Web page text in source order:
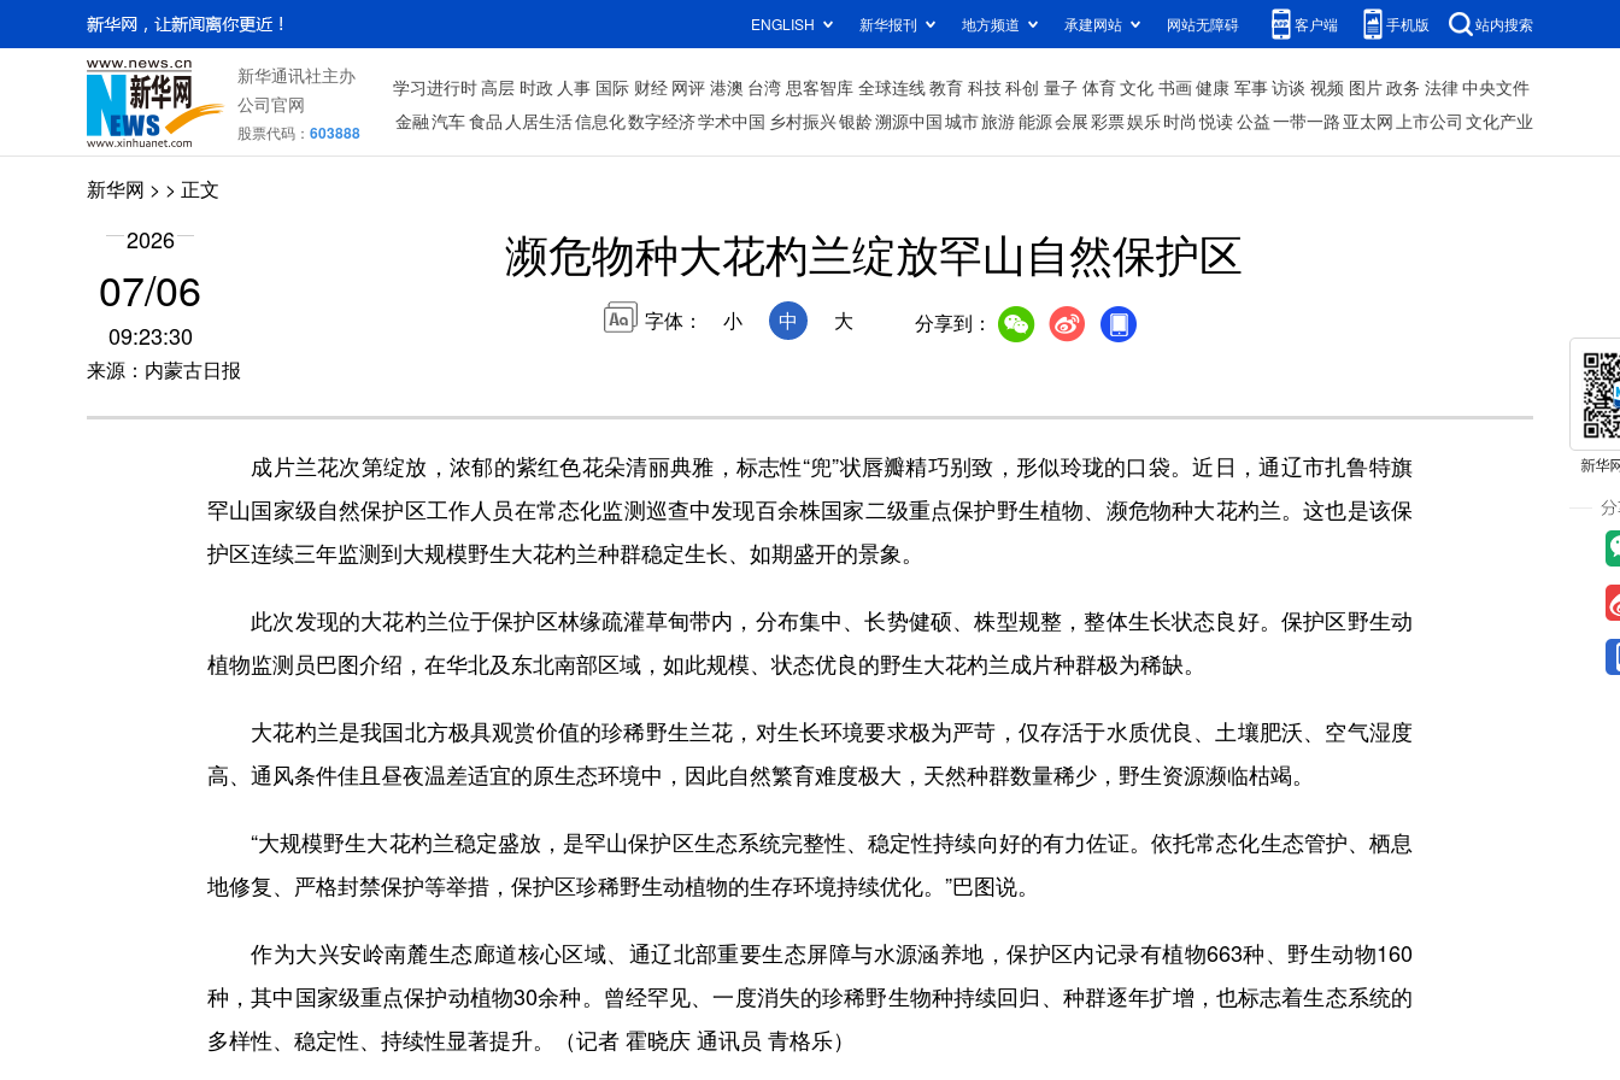
ENGLISH 新华报刊 地方频道 承建网站 网站无障碍 客户端 手机版 站内搜索
新华通讯社主办
公司官网
股票代码： 603888
学习进行时高层 时政 人事 国际 财经 网评 港澳 台湾 思客智库 全球连线教育 科技科创 量子 体育文化 书画健康 军事访谈 视频 图片政务 法律中央文件
金融汽车食品 人居生活信息化数字经济学术中国 乡村振兴银龄溯源中国城市旅游能源会展彩票娱乐时尚 悦读公益一带一路 亚太网上市公司 文化产业
新华网 > > 正文
2026
07/06
09:23:30
来源：内蒙古日报
濒危物种大花杓兰绽放罕山自然保护区
字体： 小 中 大 分享到：
成片兰花次第绽放，浓郁的紫红色花朵清丽典雅，标志性“兜”状唇瓣精巧别致，形似玲珑的口袋。近日，通辽市扎鲁特旗
罕山国家级自然保护区工作人员在常态化监测巡查中发现百余株国家二级重点保护野生植物、濒危物种大花杓兰。这也是该保
护区连续三年监测到大规模野生大花杓兰种群稳定生长、如期盛开的景象。
此次发现的大花杓兰位于保护区林缘疏灌草甸带内，分布集中、长势健硕、株型规整，整体生长状态良好。保护区野生动
植物监测员巴图介绍，在华北及东北南部区域，如此规模、状态优良的野生大花杓兰成片种群极为稀缺。
大花杓兰是我国北方极具观赏价值的珍稀野生兰花，对生长环境要求极为严苛，仅存活于水质优良、土壤肥沃、空气湿度
高、通风条件佳且昼夜温差适宜的原生态环境中，因此自然繁育难度极大，天然种群数量稀少，野生资源濒临枯竭。
“大规模野生大花杓兰稳定盛放，是罕山保护区生态系统完整性、稳定性持续向好的有力佐证。依托常态化生态管护、栖息
地修复、严格封禁保护等举措，保护区珍稀野生动植物的生存环境持续优化。”巴图说。
作为大兴安岭南麓生态廊道核心区域、通辽北部重要生态屏障与水源涵养地，保护区内记录有植物663种、野生动物160
种，其中国家级重点保护动植物30余种。曾经罕见、一度消失的珍稀野生物种持续回归、种群逐年扩增，也标志着生态系统的
多样性、稳定性、持续性显著提升。（记者 霍晓庆 通讯员 青格乐）